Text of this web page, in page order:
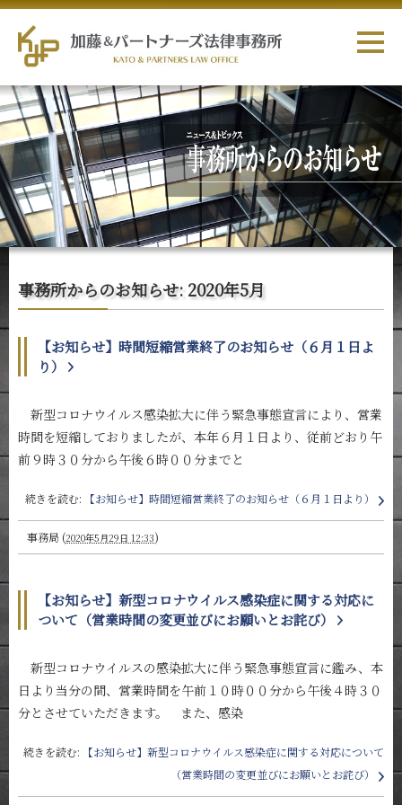
事務所からのお知らせ: 2020年5月
【お知らせ】時間短縮営業終了のお知らせ（６月１日よ
り）
新型コロナウイルス感染拡大に伴う緊急事態宣言により、営業
時間を短縮しておりましたが、本年６月１日より、従前どおり午
前９時３０分から午後６時００分までと
続きを読む: 【お知らせ】時間短縮営業終了のお知らせ（６月１日より）
事務局 (2020年5月29日 12:33)
【お知らせ】新型コロナウイルス感染症に関する対応に
ついて（営業時間の変更並びにお願いとお詫び）
新型コロナウイルスの感染拡大に伴う緊急事態宣言に鑑み、本
日より当分の間、営業時間を午前１０時００分から午後４時３０
分とさせていただきます。 また、感染
続きを読む:
【お知らせ】新型コロナウイルス感染症に関する対応について
（営業時間の変更並びにお願いとお詫び）